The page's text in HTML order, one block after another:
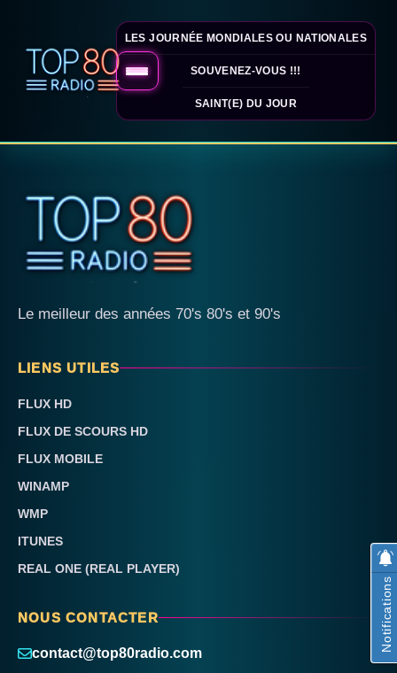
LES JOURNÉE MONDIALES OU NATIONALES
SOUVENEZ-VOUS !!!
SAINT(E) DU JOUR
Le meilleur des années 70's 80's et 90's
LIENS UTILES
FLUX HD
FLUX DE SCOURS HD
FLUX MOBILE
WINAMP
WMP
ITUNES
REAL ONE (REAL PLAYER)
NOUS CONTACTER
contact@top80radio.com
Notifications